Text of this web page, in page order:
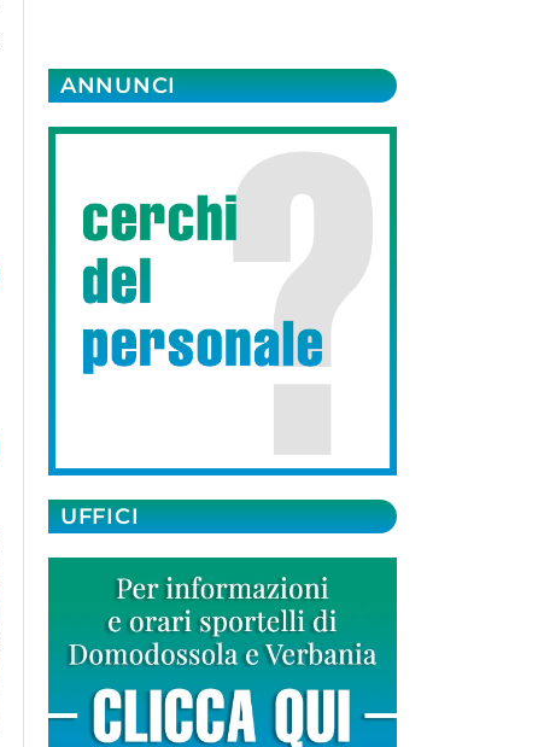
ANNUNCI
UFFICI